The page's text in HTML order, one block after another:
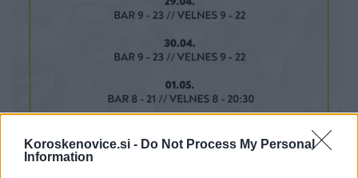
Koroskenovice.si - Do Not Process My Personal
Information